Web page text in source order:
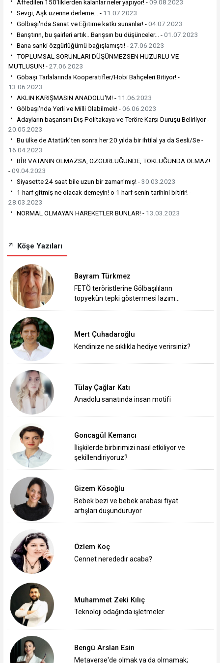
Affedilen 150'liklerden kalanlar neler yapıyor! -09.08.2023
Sevgi, Aşk üzerine derleme... - 11.07.2023
Gölbaşı'nda Sanat ve Eğitime katkı sunanlar! -04.07.2023
Barıştırın, bu şairleri artık...Barışsın bu düşünceler... -01.07.2023
Bana sanki özgürlüğümü bağışlamıştı! -27.06.2023
TOPLUMSAL SORUNLARI DÜŞÜNMEZSEN HUZURLU VE
MUTLUSUN! -27.06.2023
Göbaşı Tarlalarında Kooperatifler/Hobi Bahçeleri Bitiyor! -
13.06.2023
AKLIN KARIŞMASIN ANADOLU'M! - 11.06.2023
Gölbaşı'nda Yerli ve Milli Olabilmek! -06.06.2023
Adayların başarısını Dış Politakaya ve Teröre Karşı Duruşu Belirliyor -
20.05.2023
Bu ülke de Atatürk’ten sonra her 20 yılda bir ihtilal ya da Sesli/Se -
16.04.2023
BİR VATANIN OLMAZSA, ÖZGÜRLÜĞÜNDE, TOKLUĞUNDA OLMAZ!
-09.04.2023
Siyasette 24 saat bile uzun bir zaman'mış! -30.03.2023
1 harf gitmiş ne olacak demeyin! o 1 harf senin tarihini bitirir! -
28.03.2023
NORMAL OLMAYAN HAREKETLER BUNLAR! - 13.03.2023
Köşe Yazıları
Bayram Türkmez
FETÖ teröristlerine Gölbaşılıların
topyekün tepki göstermesi lazım…
Mert Çuhadaroğlu
Kendinize ne sıklıkla hediye verirsiniz?
Tülay Çağlar Katı
Anadolu sanatında insan motifi
Goncagül Kemancı
İlişkilerde birbirimizi nasıl etkiliyor ve
şekillendiriyoruz?
Gizem Kösoğlu
Bebek bezi ve bebek arabası fiyat
artışları düşündürüyor
Özlem Koç
Cennet nerededir acaba?
Muhammet Zeki Kılıç
Teknoloji odağında işletmeler
Bengü Arslan Esin
Metaverse'de olmak ya da olmamak;